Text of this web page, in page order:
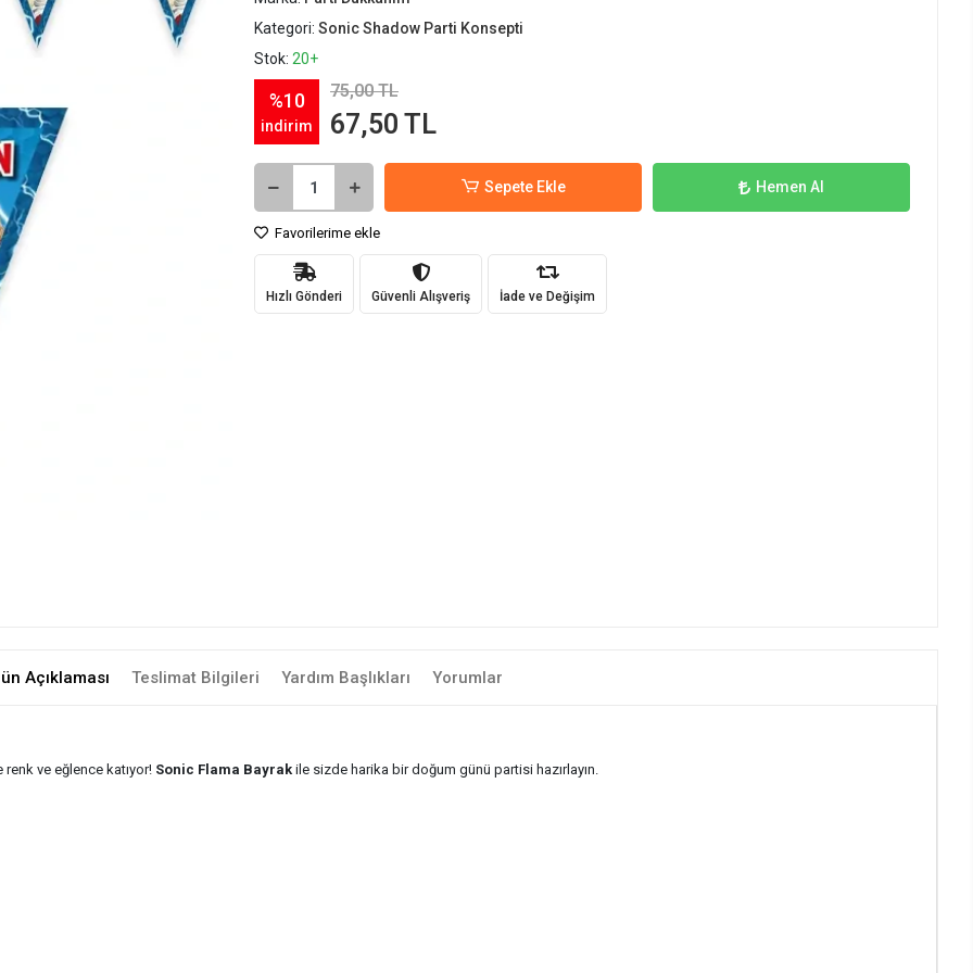
Kategori: Sonic Shadow Parti Konsepti
Stok: 20+
%10
indirim
75,00 TL
67,50 TL
Sepete Ekle Hemen Al
Favorilerime ekle
Hızlı Gönderi Güvenli Alışveriş İade ve Değişim
Açıklaması Teslimat Bilgileri Yardım Başlıkları Yorumlar
ve eğlence katıyor! Sonic Flama Bayrak ile sizde harika bir doğum günü partisi hazırlayın.